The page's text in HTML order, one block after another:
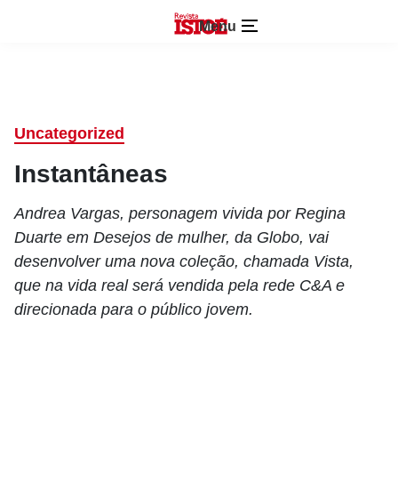
Menu
Uncategorized
Instantâneas
Andrea Vargas, personagem vivida por Regina
Duarte em Desejos de mulher, da Globo, vai
desenvolver uma nova coleção, chamada Vista,
que na vida real será vendida pela rede C&A e
direcionada para o público jovem.